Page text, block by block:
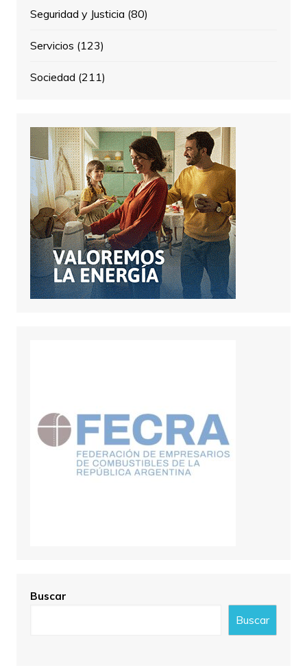
Seguridad y Justicia (80)
Servicios (123)
Sociedad (211)
Buscar
Buscar